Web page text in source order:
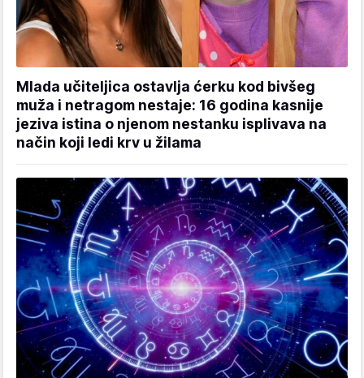
Mlada učiteljica ostavlja ćerku kod bivšeg
muža i netragom nestaje: 16 godina kasnije
jeziva istina o njenom nestanku isplivava na
način koji ledi krv u žilama